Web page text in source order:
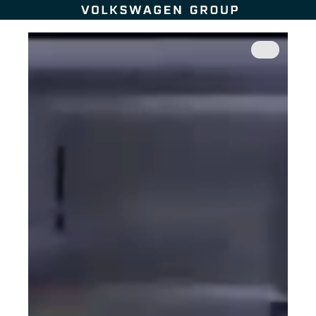
Zum Seiteninhalt springen